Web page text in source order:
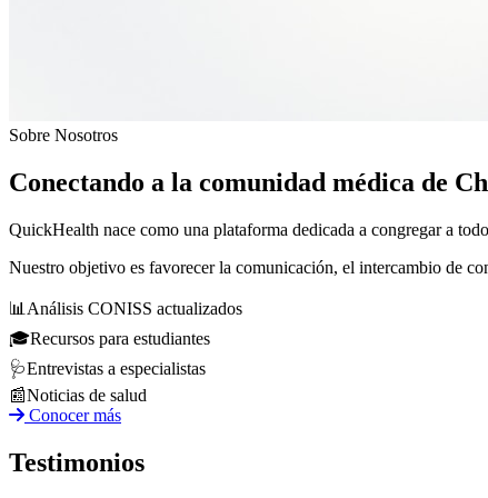
Sobre Nosotros
Conectando a la comunidad médica de
QuickHealth nace como una plataforma dedicada a congregar a
Nuestro objetivo es favorecer la comunicación, el intercambio de
📊 Análisis CONISS actualizados
🎓Recursos para estudiantes
🩺Entrevistas a especialistas
📰Noticias de salud
Conocer más
Testimonios